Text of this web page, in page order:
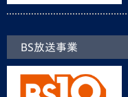
BS放送事業